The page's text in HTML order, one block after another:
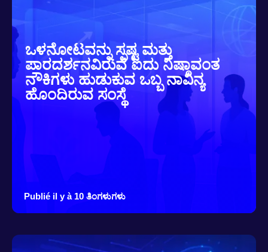
ಒಳನೋಟವನ್ನು ಸ್ಪಷ್ಟ ಮತ್ತು
ಪಾರದರ್ಶನವಿರುವ ಐದು ನಿಷ್ಠಾವಂತ
ನೌಕಿಗಳು ಹುಡುಕುವ ಒಬ್ಬ ನಾವಿನ್ಯ
ಹೊಂದಿರುವ ಸಂಸ್ಥೆ
Publié il y à 10 ತಿಂಗಳುಗಳು